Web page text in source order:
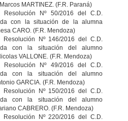
MARTINEZ. (F.R. Paraná)
Resolución Nº 50/2016 del C.D.
con la situación de la alumna
CARO. (F.R. Mendoza)
Resolución Nº 146/2016 del C.D.
con la situación del alumno
VALLONE. (F.R. Mendoza)
Resolución Nº 49/2016 del C.D.
con la situación del alumno
GARCIA. (F.R. Mendoza)
Resolución Nº 150/2016 del C.D.
con la situación del alumno
CABRERO. (F.R. Mendoza)
Resolución Nº 220/2016 del C.D.